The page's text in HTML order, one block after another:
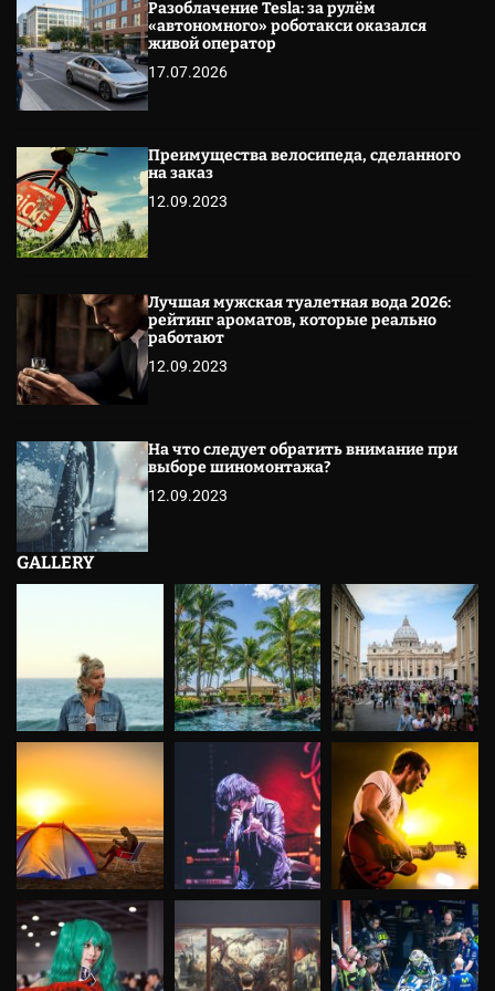
Разоблачение Tesla: за рулём
«автономного» роботакси оказался
живой оператор
17.07.2026
Преимущества велосипеда, сделанного
на заказ
12.09.2023
Лучшая мужская туалетная вода 2026:
рейтинг ароматов, которые реально
работают
12.09.2023
На что следует обратить внимание при
выборе шиномонтажа?
12.09.2023
GALLERY